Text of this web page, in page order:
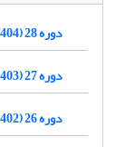
دوره 28 (1404)
دوره 27 (1403)
دوره 26 (1402)